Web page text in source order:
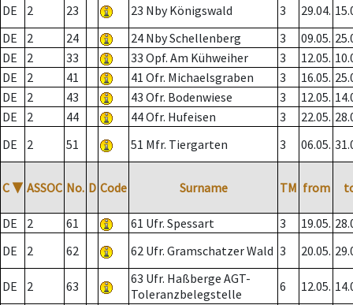
DE
2 23 23 Nby Königswald 3 29.04.
DE
2 24 24 Nby Schellenberg 3 09.05.
DE
2 33 33 Opf. Am Kühweiher 3 12.05.
DE
2 41 41 Ofr. Michaelsgraben 3 16.05.
DE
2 43 43 Ofr. Bodenwiese 3 12.05.
DE
2 44 44 Ofr. Hufeisen 3 22.05.
DE
2 51 51 Mfr. Tiergarten 3 06.05.
C ▼ ASSOC No. D Code Surname TM from
DE 2 61 61 Ufr. Spessart 3 19.05.
DE
2 62 62 Ufr. Gramschatzer Wald 3 20.05.
DE 2 63
63 Ufr. Haßberge AGT-
Toleranzbelegstelle
6 12.05.